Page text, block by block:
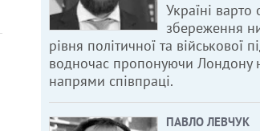
Україні варто
збереження
рівня політичної та військової
водночас пропонуючи Лондону
напрями співпраці.
ПАВЛО ЛЕВЧУК